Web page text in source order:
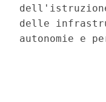
delle
autonomie e